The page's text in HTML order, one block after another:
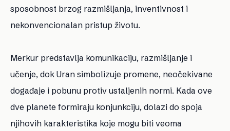
sposobnost brzog razmišljanja, inventivnost i
nekonvencionalan pristup životu.
Merkur predstavlja komunikaciju, razmišljanje i
učenje, dok Uran simbolizuje promene, neočekivane
događaje i pobunu protiv ustaljenih normi. Kada ove
dve planete formiraju konjunkciju, dolazi do spoja
njihovih karakteristika koje mogu biti veoma